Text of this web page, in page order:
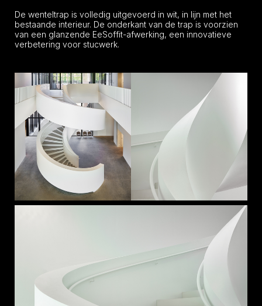
De wenteltrap is volledig uitgevoerd in wit, in lijn met het
bestaande interieur. De onderkant van de trap is voorzien
van een glanzende EeSoffit-afwerking, een innovatieve
verbetering voor stucwerk.